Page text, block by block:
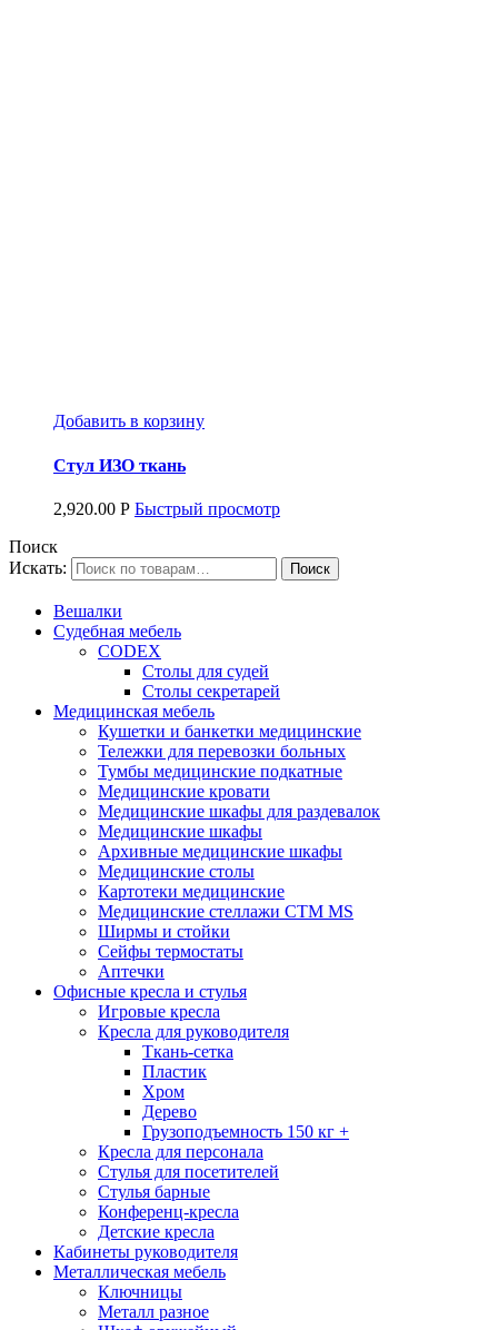
Добавить в корзину
Стул ИЗО ткань
2,920.00 Р Быстрый просмотр
Поиск
Искать:
Вешалки
Судебная мебель
CODEX
Столы для судей
Столы секретарей
Медицинская мебель
Кушетки и банкетки медицинские
Тележки для перевозки больных
Тумбы медицинские подкатные
Медицинские кровати
Медицинские шкафы для раздевалок
Медицинские шкафы
Архивные медицинские шкафы
Медицинские столы
Картотеки медицинские
Медицинские стеллажи CTM MS
Ширмы и стойки
Сейфы термостаты
Аптечки
Офисные кресла и стулья
Игровые кресла
Кресла для руководителя
Ткань-сетка
Пластик
Хром
Дерево
Грузоподъемность 150 кг +
Кресла для персонала
Стулья для посетителей
Стулья барные
Конференц-кресла
Детские кресла
Кабинеты руководителя
Металлическая мебель
Ключницы
Металл разное